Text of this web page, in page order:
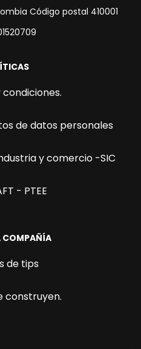
Código postal 410001
de datos personales
y comercio -SIC
- PTEE
COMPAÑÍA
de tips
construyen.